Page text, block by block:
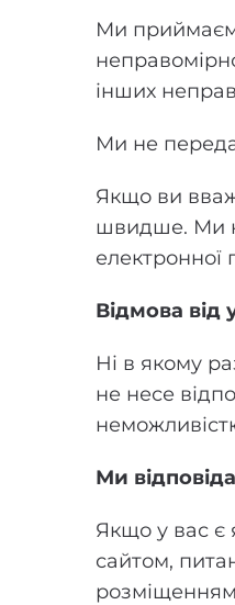
Ми приймаємо
інших
Ми не
Якщо ви
швидше. Ми
електронної
Відмова від
Ні в якому
не несе
Ми
Якщо у вас є
сайтом,